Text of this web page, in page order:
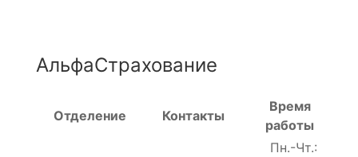
АльфаСтрахование
Отделение Контакты
Время
работы
Пн.-Чт.: